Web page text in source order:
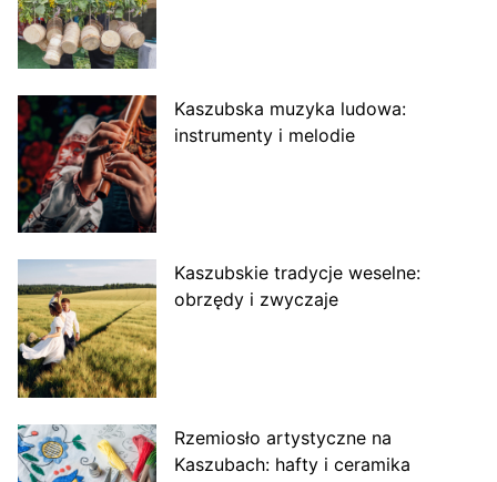
Kaszubska muzyka ludowa:
instrumenty i melodie
Kaszubskie tradycje weselne:
obrzędy i zwyczaje
Rzemiosło artystyczne na
Kaszubach: hafty i ceramika